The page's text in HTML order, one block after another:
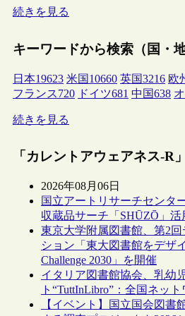
続きを見る
キーワードから検索（国・地
日本19623 米国 10660 英国3216 欧
フランス720 ドイツ681 中国638
続きを見る
「カレントアウェアネス-R
2026年08月06日
国立アートリサーチセンタ
収蔵品サーチ「SHŪZŌ」
東京大学附属図書館、第2
ション「東大図書館をデザ
Challenge 2030」を開催
イタリア図書館協会、乳幼
ト“TuttInLibro”：全国ネッ
【イベント】国立国会図書